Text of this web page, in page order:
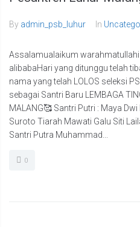
By admin_psb_luhur In
Assalamualaikum
alibabaHari yang ditunggu telah
nama yang telah LOLOS seleksi
sebagai Santri Baru LEMBAGA
MALANG🥰 Santri Putri : Maya
Suroto Tiarah Mawati Galu Siti
Santri Putra Muhammad...
0